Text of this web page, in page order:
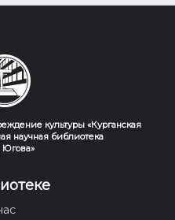
культуры «Курганская
научная библиотека
Югова»